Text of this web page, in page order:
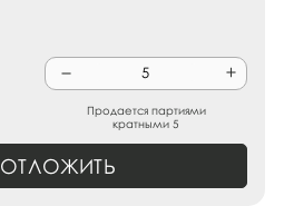
Продается партиями
кратными 5
ОТЛОЖИТЬ